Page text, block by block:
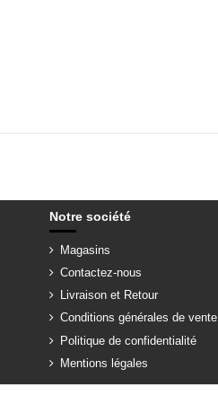
Notre société
Magasins
Contactez-nous
Livraison et Retour
Conditions générales de vente
Politique de confidentialité
Mentions légales